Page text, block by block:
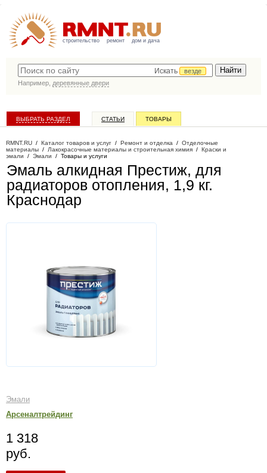
строительство ремонт дом и дача
Искать
везде
Например, деревянные двери
ВЫБРАТЬ РАЗДЕЛ СТАТЬИ ТОВАРЫ
RMNT.RU / Каталог товаров и услуг / Ремонт и отделка / Отделочные
материалы / Лакокрасочные материалы и строительная химия / Краски и
эмали / Эмали / Товары и услуги
Эмаль алкидная Престиж, для
радиаторов отопления, 1,9 кг.
Краснодар
Эмали
Арсеналтрейдинг
1 318
руб.